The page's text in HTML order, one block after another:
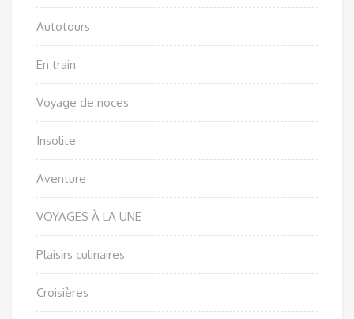
Autotours
En train
Voyage de noces
Insolite
Aventure
VOYAGES À LA UNE
Plaisirs culinaires
Croisières